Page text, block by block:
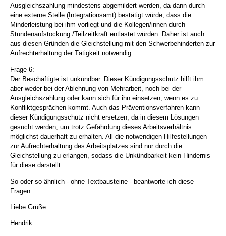
Ausgleichszahlung mindestens abgemildert werden, da dann durch
eine externe Stelle (Integrationsamt) bestätigt würde, dass die
Minderleistung bei ihm vorliegt und die Kollegen/innen durch
Stundenaufstockung /Teilzeitkraft entlastet würden. Daher ist auch
aus diesen Gründen die Gleichstellung mit den Schwerbehinderten zur
Aufrechterhaltung der Tätigkeit notwendig.
Frage 6:
Der Beschäftigte ist unkündbar. Dieser Kündigungsschutz hilft ihm
aber weder bei der Ablehnung von Mehrarbeit, noch bei der
Ausgleichszahlung oder kann sich für ihn einsetzen, wenn es zu
Konfliktgesprächen kommt. Auch das Präventionsverfahren kann
dieser Kündigungsschutz nicht ersetzen, da in diesem Lösungen
gesucht werden, um trotz Gefährdung dieses Arbeitsverhältnis
möglichst dauerhaft zu erhalten. All die notwendigen Hilfestellungen
zur Aufrechterhaltung des Arbeitsplatzes sind nur durch die
Gleichstellung zu erlangen, sodass die Unkündbarkeit kein Hindernis
für diese darstellt.
So oder so ähnlich - ohne Textbausteine - beantworte ich diese
Fragen.
Liebe Grüße
Hendrik